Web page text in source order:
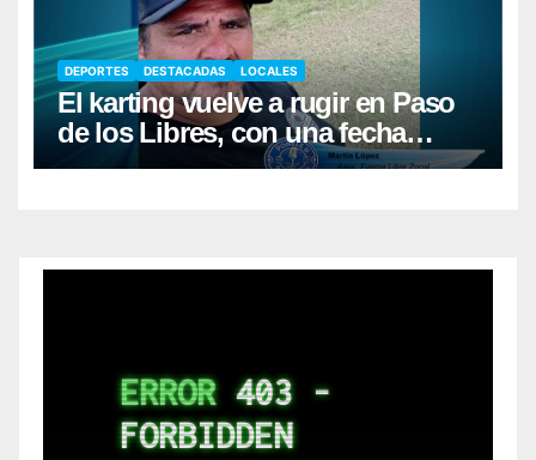
DEPORTES DESTACADAS LOCALES
El karting vuelve a rugir en Paso
de los Libres, con una fecha
récord de pilotos